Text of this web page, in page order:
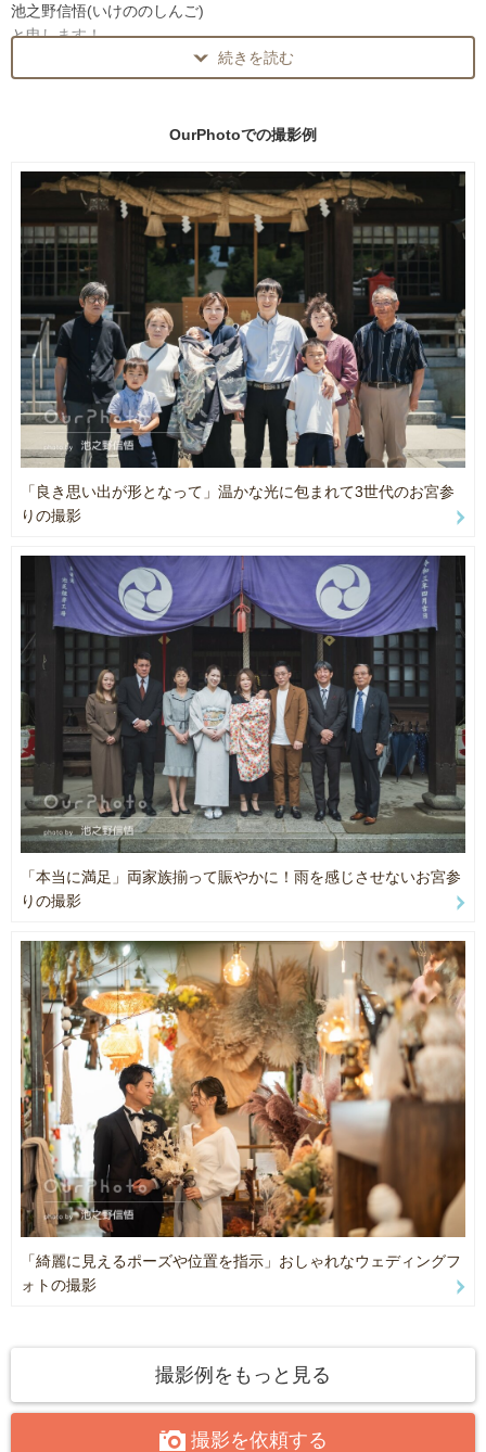
写真もエンターテイメントと
よく喋りよく笑います🤩
卒園アルバムを作成しておりましたので
お子様の撮影は慣れております！
特別な記念日はプロのカメラマンに
お写真をお任せください！
またお願いしたいと思ってもらえるよう
全力でお応え致します📸
お渡しデータは撮影した分
(目瞑り、手ブレ等は省く)
全てになります！
※枚数制限、追加料金は発生致しません。
ご予算のお時間、撮影場所
表記されてる以外も可能となりますので
以下ご確認お願い致します。
ご予約の前にお問い合わせを
お願い致します。
撮影が重ならないよう
円滑にご案内させていただきたいため
ご協力お願い致します！
撮影のご指定(ポーズ等)
ございましたら事前にお伝えください。
お好みがわかりますので
とても参考になります！
撮影許可、使用料、入園料につきましては
お客様にお願い致します。
事前申請が必要な場所もございますので
ご相談ください。
他のお客様と変わらぬサービスを
させていただきたいと思いますので
ご了承の程よろしくお願い致します！
ご予約の枠に関して
熊本を拠点として活動しておりますので
熊本県内のご予約は
基本1枠となります。(撮影内容にもよります)
熊本県外でのご依頼の場合
ご予約状況によって
2枠以上をご提案させていただきます。
その他ご質問等ございましたら
お気軽にお問い合わせください☆
楽しみにしております！
池之野信悟(いけののしんご)
と申します！
趣味はスポーツ(バスケ🏀野球⚾️ゴルフ⛳️)
カメラマン歴10年の経験と技術を活かし
活動しております。
専属で撮影をしている結婚式場もございます。
写真館時代は人物写真メインの
ブライダル、記念写真、学校撮影、ポートレート等を
撮影して参りました。
独立してからは
人物写真、商品、料理、店舗、住宅、広告等
個人のお客様から企業様まで
ご依頼をいただいております。
撮影業務以外に
アルバム制作、画像修正、動画撮影編集を
しております。
(学校アルバムにて受賞歴あり)
Instagram iknnsng_photo
◆商品機材
Nikon
Z6
Z5
D750
FUJIFILM
X-H2
α7Ⅳ
◆レンズ
24mm f1.8
35mm f1.8
50mm f1.8
85mm f1.8
16-35mm f4
24-120mm f4
70-200mm f2.8
24-70mm f4
105mm f2.8
16mm f1.4
18-55mm f2.8-4
23mm f2
56mm f1.2
使用ソフト
Lightroom
Photoshop
照明機材等もございますので
ご自宅での撮影も容易に可能です！
続きを読む
OurPhotoでの撮影例
「良き思い出が形となって」温かな光に包まれて3世代のお宮参
りの撮影
「本当に満足」両家族揃って賑やかに！雨を感じさせないお宮参
りの撮影
「綺麗に見えるポーズや位置を指示」おしゃれなウェディングフ
ォトの撮影
撮影例をもっと見る
撮影を依頼する